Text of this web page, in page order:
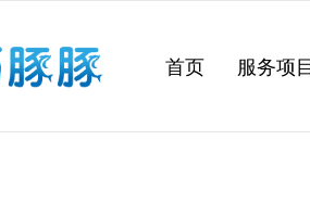
首页 服务项